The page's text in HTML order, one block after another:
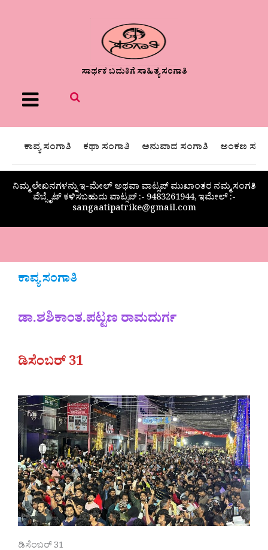
ಸಾರ್ಥಕ ಬದುಕಿಗೆ ಸಾಹಿತ್ಯ ಸಂಗಾತಿ
Menu
ಕಾವ್ಯ ಸಂಗಾತಿ ಕಥಾ ಸಂಗಾತಿ ಅನುವಾದ ಸಂಗಾತಿ ಅಂಕಣ
ನಿಮ್ಮ ಲೇಖನಗಳನ್ನು ಇ-ಮೇಲ್ ಅಥವಾ ವಾಟ್ಸಪ್ ಮುಖಾಂತರ ನಮ್ಮ ಸಂಗತಿ
ವೆಬ್ಸೈಟ್ ಕಳಿಸಬಹುದು ವಾಟ್ಸಪ್‌ :- 9483261944, ಇಮೇಲ್ :-
sangaatipatrike@gmail.com
ಕಾವ್ಯ ಸಂಗಾತಿ
ಡಾ.ಶಶಿಕಾಂತ.ಪಟ್ಟಣ ರಾಮದುರ್ಗ
ಡಿಸೆಂಬರ್ 31
ಡಿಸೆಂಬರ್ 31